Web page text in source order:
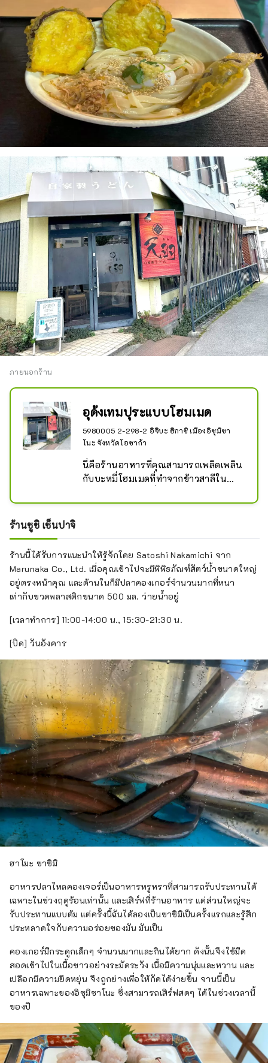
ภายนอกร้าน
อุด้งเทมปุระแบบโฮมเมด
5980005 2-298-2 อิจิบะ ฮิกาชิ เมืองอิซุมิซา
โนะ จังหวัดโอซาก้า
นี่คือร้านอาหารที่คุณสามารถเพลิดเพลิน
กับบะหมี่โฮมเมดที่ทำจากข้าวสาลีใน
ถึงเทมปุระที่ทำจากผักที่ปลูกในท้องถิ่น
ร้านซูชิ เซ็นปาจิ
ร้านนี้ได้รับการแนะนำให้รู้จักโดย Satoshi Nakamichi จาก
Marunaka Co., Ltd. เมื่อคุณเข้าไปจะมีพิพิธภัณฑ์สัตว์น้ำขนาดใหญ่
อยู่ตรงหน้าคุณ และด้านในก็มีปลาคองเกอร์จำนวนมากที่หนา
เท่ากับขวดพลาสติกขนาด 500 มล. ว่ายน้ำอยู่
[เวลาทำการ] 11:00-14:00 น., 15:30-21:30 น.
[ปิด] วันอังคาร
ฮาโมะ ซาซิมิ
อาหารปลาไหลคองเจอร์เป็นอาหารหรูหราที่สามารถรับประทานได้
เฉพาะในช่วงฤดูร้อนเท่านั้น และเสิร์ฟที่ร้านอาหาร แต่ส่วนใหญ่จะ
รับประทานแบบต้ม แต่ครั้งนี้ฉันได้ลองเป็นซาซิมิเป็นครั้งแรกและรู้สึก
ประหลาดใจกับความอร่อยของมัน มันเป็น
คองเกอร์มีกระดูกเล็กๆ จำนวนมากและกินได้ยาก ดังนั้นจึงใช้มีด
สอดเข้าไปในเนื้อขาวอย่างระมัดระวัง เนื้อมีความนุ่มและหวาน และ
เปลือกมีความยืดหยุ่น จึงถูกย่างเพื่อให้กัดได้ง่ายขึ้น จานนี้เป็น
อาหารเฉพาะของอิซุมิซาโนะ ซึ่งสามารถเสิร์ฟสดๆ ได้ในช่วงเวลานี้
ของปี